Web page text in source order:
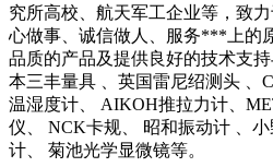
究所高校、航天军工企业等，致
心做事、诚信做人、服务***上的
品质的产品及提供良好的技术支
本三丰量具 、英国雷尼绍测头 、
温湿度计、 AIKOH推拉力计、
仪、 NCK卡规、 昭和振动计 、
计、 菊池光学显微镜等。